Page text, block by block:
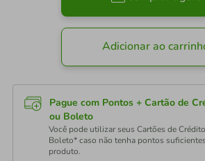
Adicionar ao
Pague com Pontos + Cartão de
ou Boleto
Você pode utilizar seus Cartões de
Boleto* caso não tenha pontos
produto.